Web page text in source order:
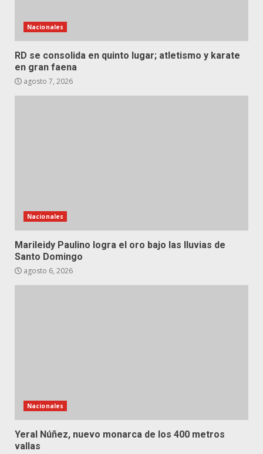
Nacionales
RD se consolida en quinto lugar; atletismo y karate
en gran faena
agosto 7, 2026
Nacionales
Marileidy Paulino logra el oro bajo las lluvias de
Santo Domingo
agosto 6, 2026
Nacionales
Yeral Núñez, nuevo monarca de los 400 metros
vallas